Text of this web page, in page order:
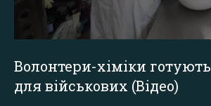
Волонтери-хіміки
для військових (Відео)